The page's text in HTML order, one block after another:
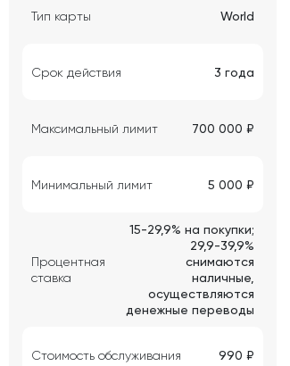
Тип карты World
Срок действия 3 года
Максимальный лимит 700 000 ₽
Минимальный лимит 5 000 ₽
Процентная
ставка
15-29,9% на покупки;
29,9-39,9%
снимаются
наличные,
осуществляются
денежные переводы
Стоимость обслуживания 990 ₽